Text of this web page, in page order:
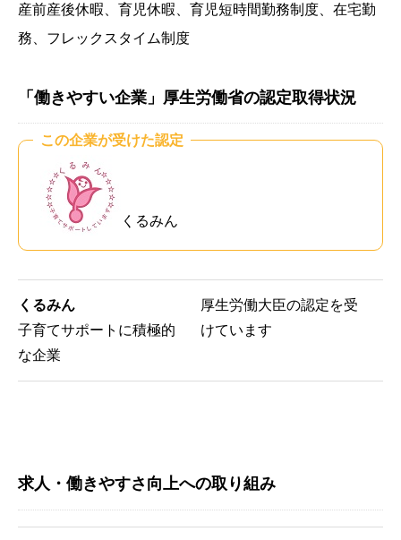
産前産後休暇、育児休暇、育児短時間勤務制度、在宅勤
務、フレックスタイム制度
「働きやすい企業」厚生労働省の認定取得状況
この企業が受けた認定
くるみん
くるみん
子育てサポートに積極的
な企業
厚生労働大臣の認定を受
けています
求人・働きやすさ向上への取り組み